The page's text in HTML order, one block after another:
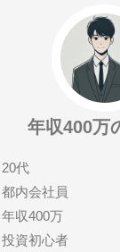
年収400万
20代
都内会社員
年収400万
投資初心者